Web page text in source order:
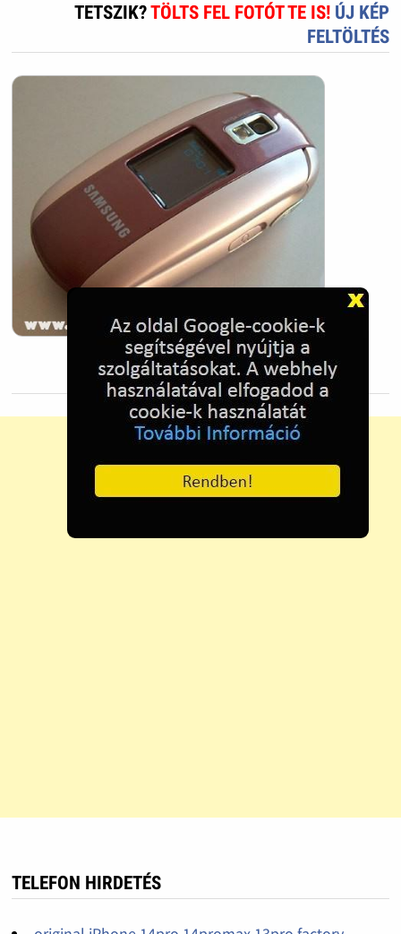
TETSZIK?TÖLTS FEL FOTÓT TE IS! ÚJ KÉP
FELTÖLTÉS
TELEFON HIRDETÉS